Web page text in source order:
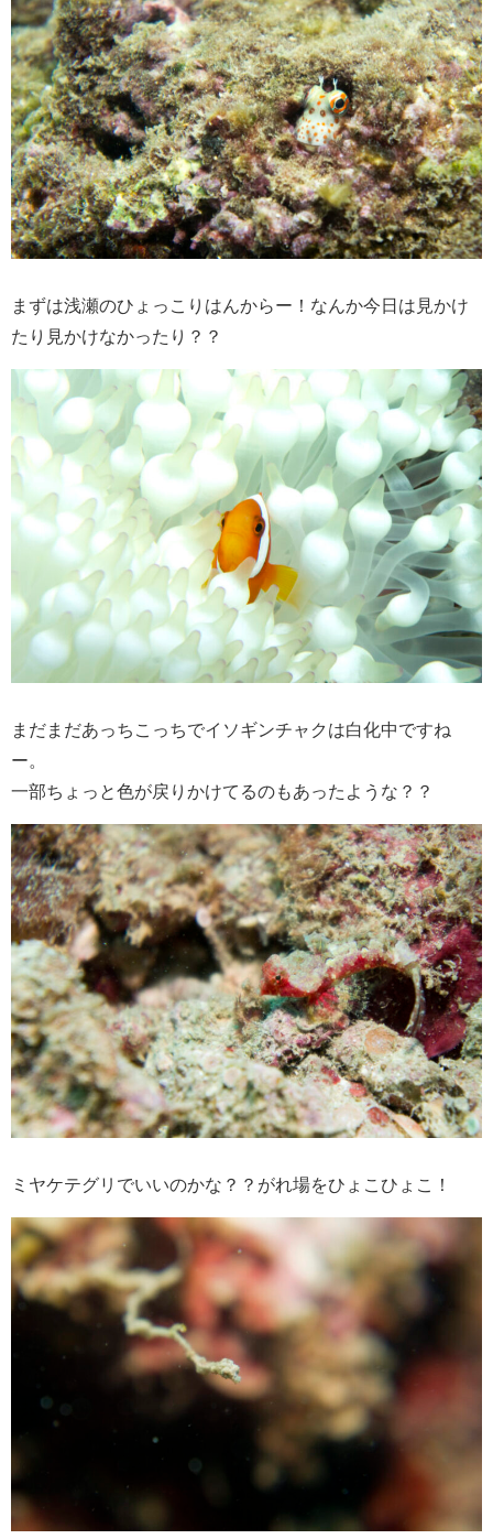
まずは浅瀬のひょっこりはんからー！なんか今日は見かけ
たり見かけなかったり？？
まだまだあっちこっちでイソギンチャクは白化中ですね
ー。
一部ちょっと色が戻りかけてるのもあったような？？
ミヤケテグリでいいのかな？？がれ場をひょこひょこ！